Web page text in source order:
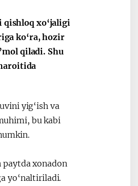
qishloq xo‘jaligi
ko‘ra, hozir
qiladi. Shu
yig‘ish va
bu kabi
xonadon
yo‘naltiriladi.